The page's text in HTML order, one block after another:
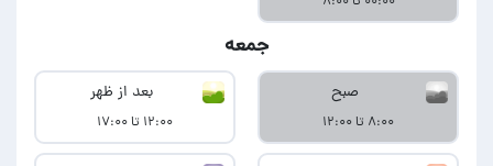
جمعه
صبح
۸:۰۰ تا ۱۲:۰۰
بعد از ظهر
۱۲:۰۰ تا ۱۷:۰۰